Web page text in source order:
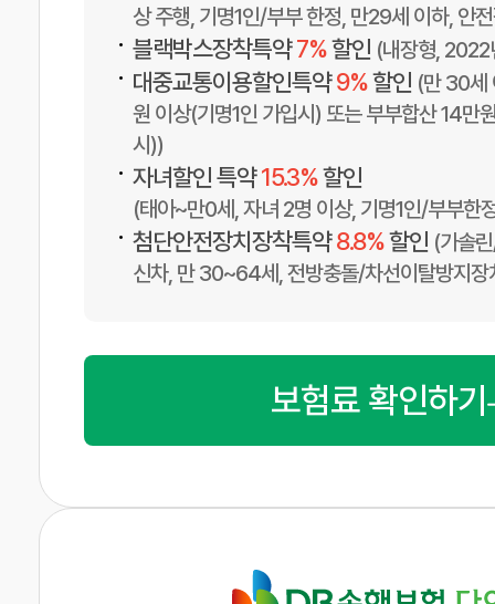
상 주행, 기명1인/부부 한정, 만29세 이하, 안
• 블랙박스장착특약7%할인 (내장형, 2022
• 대중교통이용할인특약9%할인 (만 30세
원 이상(기명1인 가입시) 또는 부부합산 14만
시))
• 자녀할인 특약15.3%할인
(태아~만0세, 자녀 2명 이상, 기명1인/부부한
• 첨단안전장치장착특약8.8%할인 (가솔
신차, 만 30~64세, 전방충돌/차선이탈방지장
보험료 확인하기